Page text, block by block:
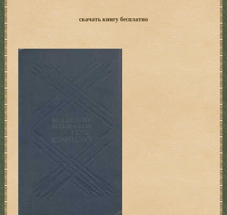
скачать книгу бесплатно